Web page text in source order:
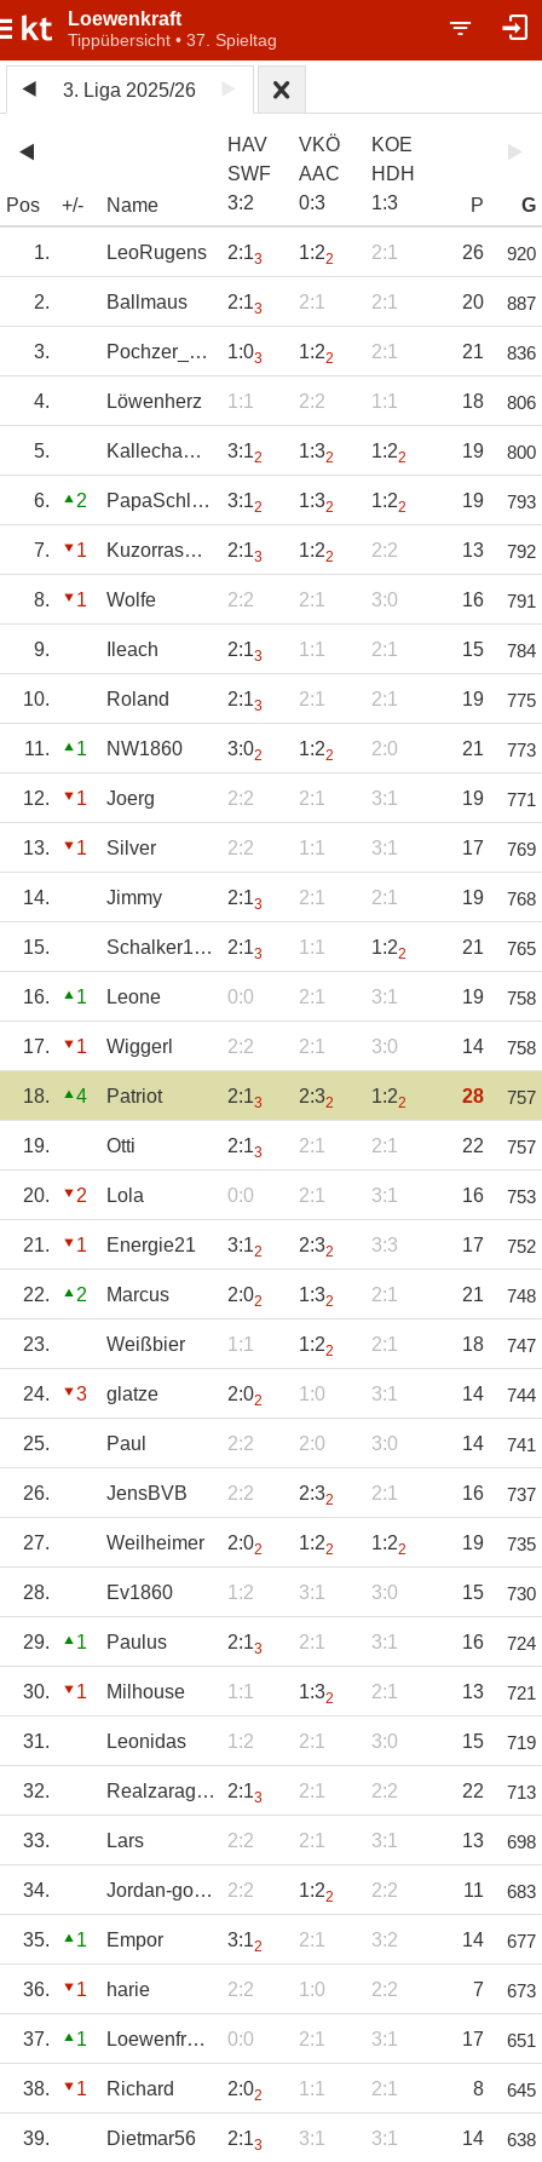
Loewenkraft
Tippübersicht • 37. Spieltag
3. Liga 2025/26
Pos +/- Name
HAV
SWF
3:2
VKÖ
AAC
0:3
KOE
HDH
1:3 P G
1. LeoRugens 2:13 1:22 2:1 26 920
2. Ballmaus 2:13 2:1 2:1 20 887
3. Pochzer_Jung 1:03 1:22 2:1 21 836
4. Löwenherz 1:1 2:2 1:1 18 806
5. Kallechamp71 3:12 1:32 1:22 19 800
6. 2 PapaSchlumpf 3:12 1:32 1:22 19 793
7. 1 KuzorrasErben 2:13 1:22 2:2 13 792
8. 1 Wolfe 2:2 2:1 3:0 16 791
9. Ileach 2:13 1:1 2:1 15 784
10. Roland 2:13 2:1 2:1 19 775
11. 1 NW1860 3:02 1:22 2:0 21 773
12. 1 Joerg 2:2 2:1 3:1 19 771
13. 1 Silver 2:2 1:1 3:1 17 769
14. Jimmy 2:13 2:1 2:1 19 768
15. Schalker1971 2:13 1:1 1:22 21 765
16. 1 Leone 0:0 2:1 3:1 19 758
17. 1 Wiggerl 2:2 2:1 3:0 14 758
18. 4 Patriot 2:13 2:32 1:22 28 757
19. Otti 2:13 2:1 2:1 22 757
20. 2 Lola 0:0 2:1 3:1 16 753
21. 1 Energie21 3:12 2:32 3:3 17 752
22. 2 Marcus 2:02 1:32 2:1 21 748
23. Weißbier 1:1 1:22 2:1 18 747
24. 3 glatze 2:02 1:0 3:1 14 744
25. Paul 2:2 2:0 3:0 14 741
26. JensBVB 2:2 2:32 2:1 16 737
27. Weilheimer 2:02 1:22 1:22 19 735
28. Ev1860 1:2 3:1 3:0 15 730
29. 1 Paulus 2:13 2:1 3:1 16 724
30. 1 Milhouse 1:1 1:32 2:1 13 721
31. Leonidas 1:2 2:1 3:0 15 719
32. Realzaragoza 2:13 2:1 2:2 22 713
33. Lars 2:2 2:1 3:1 13 698
34. Jordan-goated 2:2 1:22 2:2 11 683
35. 1 Empor 3:12 2:1 3:2 14 677
36. 1 harie 2:2 1:0 2:2 7 673
37. 1 Loewenfreund 0:0 2:1 3:1 17 651
38. 1 Richard 2:02 1:1 2:1 8 645
39. Dietmar56 2:13 3:1 3:1 14 638